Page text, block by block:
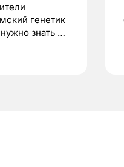
генетик
знать до